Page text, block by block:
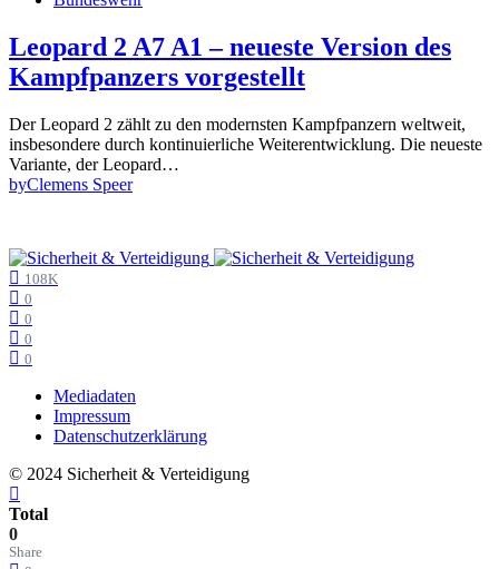
Leopard 2 A7 A1 – neueste Version des
Kampfpanzers vorgestellt
Der Leopard 2 zählt zu den modernsten Kampfpanzern weltweit,
insbesondere durch kontinuierliche Weiterentwicklung. Die neueste
Variante, der Leopard…
byClemens Speer
108K
0
0
0
0
Mediadaten
Impressum
Datenschutzerklärung
© 2024 Sicherheit & Verteidigung
Total
0
Share